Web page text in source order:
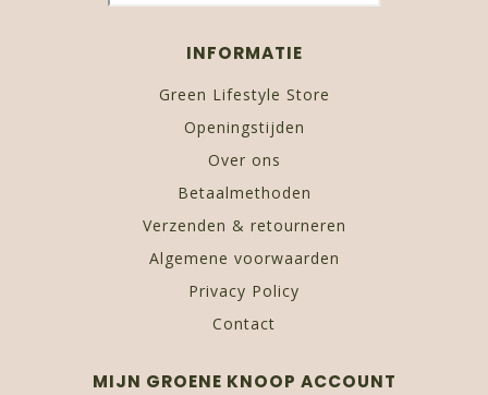
INFORMATIE
Green Lifestyle Store
Openingstijden
Over ons
Betaalmethoden
Verzenden & retourneren
Algemene voorwaarden
Privacy Policy
Contact
MIJN GROENE KNOOP ACCOUNT